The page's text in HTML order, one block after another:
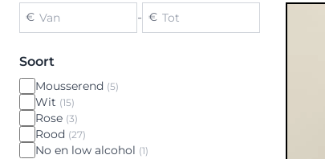
€ - €
Soort
Mousserend (5)
Wit (15)
Rose (3)
Rood (27)
No en low alcohol (1)